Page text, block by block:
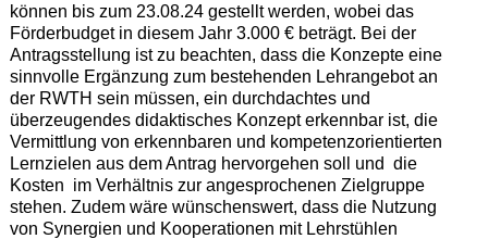
können bis zum 23.08.24 gestellt werden, wobei das
Förderbudget in diesem Jahr 3.000 € beträgt. Bei der
Antragsstellung ist zu beachten, dass die Konzepte eine
sinnvolle Ergänzung zum bestehenden Lehrangebot an
der RWTH sein müssen, ein durchdachtes und
überzeugendes didaktisches Konzept erkennbar ist, die
Vermittlung von erkennbaren und kompetenzorientierten
Lernzielen aus dem Antrag hervorgehen soll und die
Kosten im Verhältnis zur angesprochenen Zielgruppe
stehen. Zudem wäre wünschenswert, dass die Nutzung
von Synergien und Kooperationen mit Lehrstühlen